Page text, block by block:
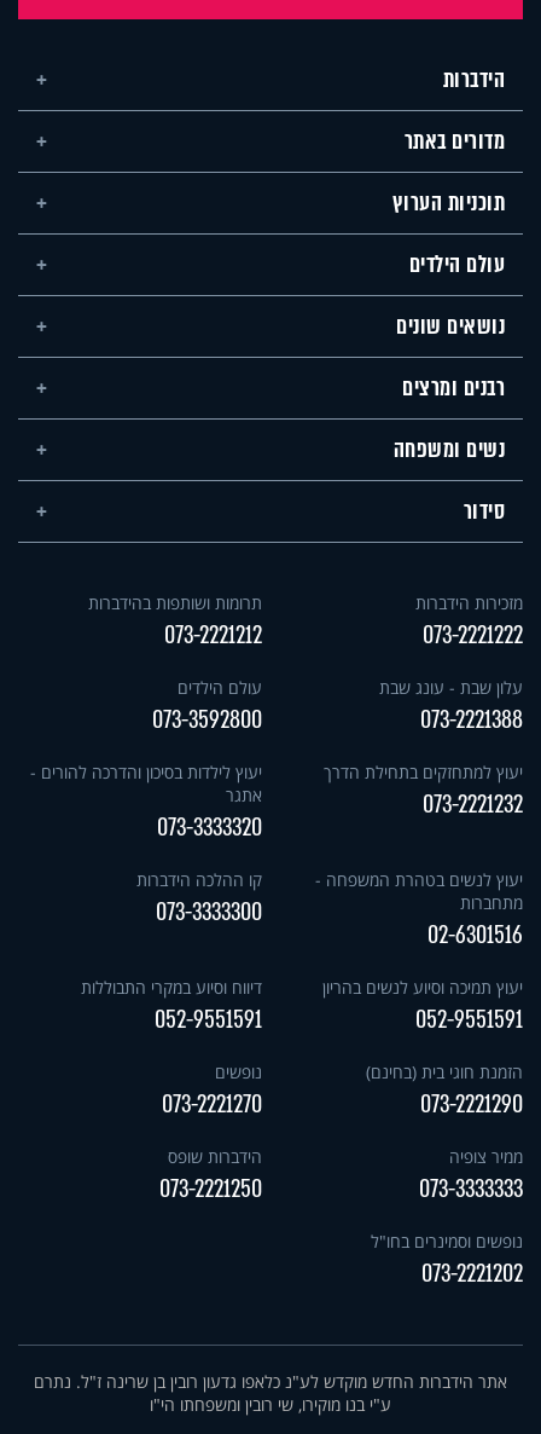
הידברות
מדורים באתר
תוכניות הערוץ
עולם הילדים
נושאים שונים
רבנים ומרצים
נשים ומשפחה
סידור
מזכירות הידברות
073-2221222
תרומות ושותפות בהידברות
073-2221212
עלון שבת - עונג שבת
073-2221388
עולם הילדים
073-3592800
יעוץ למתחזקים בתחילת הדרך
073-2221232
יעוץ לילדות בסיכון והדרכה להורים -
אתגר
073-3333320
יעוץ לנשים בטהרת המשפחה -
מתחברות
02-6301516
קו ההלכה הידברות
073-3333300
יעוץ תמיכה וסיוע לנשים בהריון
052-9551591
דיווח וסיוע במקרי התבוללות
052-9551591
הזמנת חוגי בית (בחינם)
073-2221290
נופשים
073-2221270
ממיר צופיה
073-3333333
הידברות שופס
073-2221250
נופשים וסמינרים בחו"ל
073-2221202
אתר הידברות החדש מוקדש לע"נ כלאפו גדעון רובין בן שרינה ז"ל. נתרם
ע"י בנו מוקירו, שי רובין ומשפחתו הי"ו